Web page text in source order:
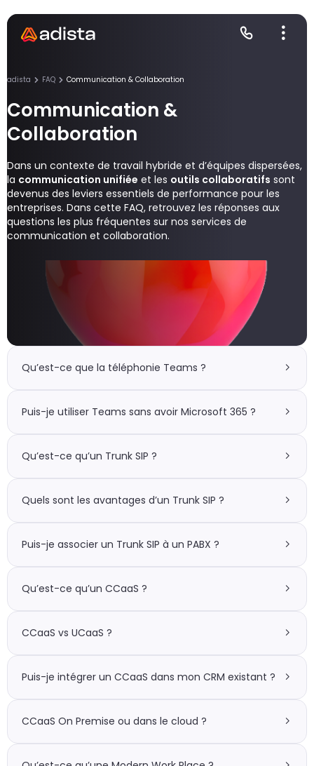
adista FAQ Communication & Collaboration
Communication &
Collaboration
Dans un contexte de travail hybride et d’équipes dispersées,
la communication unifiée et les outils collaboratifs sont
devenus des leviers essentiels de performance pour les
entreprises. Dans cette FAQ, retrouvez les réponses aux
questions les plus fréquentes sur nos services de
communication et collaboration.
Qu’est-ce que la téléphonie Teams ?
Puis-je utiliser Teams sans avoir Microsoft 365 ?
Qu’est-ce qu’un Trunk SIP ?
Quels sont les avantages d’un Trunk SIP ?
Puis-je associer un Trunk SIP à un PABX ?
Qu’est-ce qu’un CCaaS ?
CCaaS vs UCaaS ?
Puis-je intégrer un CCaaS dans mon CRM existant ?
CCaaS On Premise ou dans le cloud ?